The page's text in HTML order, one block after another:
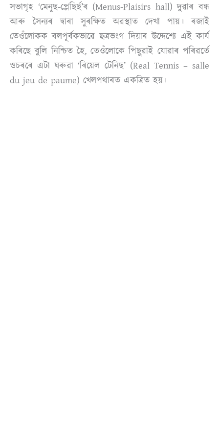
সভাগৃহ ‘মেনুছ-প্লেছিৰ্ছ’ৰ (Menus-Plaisirs hall) দুৱাৰ বন্ধ
আৰু সৈন্যৰ দ্বাৰা সুৰক্ষিত অৱস্থাত দেখা পায়। ৰজাই
তেওঁলোকক বলপূৰ্বকভাৱে ছত্ৰভংগ দিয়াৰ উদ্দেশ্যে এই কাৰ্য
কৰিছে বুলি নিশ্চিত হৈ, তেওঁলোকে পিছুৱাই যোৱাৰ পৰিৱৰ্তে
ওচৰৰে এটা ঘৰুৱা ‘ৰিয়েল টেনিছ’ (Real Tennis – salle
du jeu de paume) খেলপথাৰত একত্ৰিত হয়।